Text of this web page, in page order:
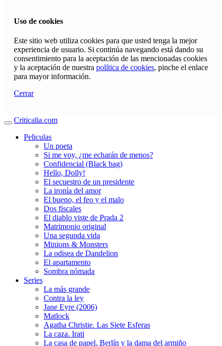
Uso de cookies
Este sitio web utiliza cookies para que usted tenga la mejor
experiencia de usuario. Si continúa navegando está dando su
consentimiento para la aceptación de las mencionadas cookies
y la aceptación de nuestra política de cookies, pinche el enlace
para mayor información.
Cerrar
Criticalia.com
Peliculas
Un poeta
Si me voy, ¿me echarán de menos?
Confidencial (Black bag)
Hello, Dolly!
El secuestro de un presidente
La ironía del amor
El bueno, el feo y el malo
Dos fiscales
El diablo viste de Prada 2
Matrimonio original
Una segunda vida
Minions & Monsters
La odisea de Dandelion
El apartamento
Sombra nómada
Series
La más grande
Contra la ley
Jane Eyre (2006)
Matlock
Agatha Christie. Las Siete Esferas
La caza. Irati
La casa de papel. Berlín y la dama del armiño